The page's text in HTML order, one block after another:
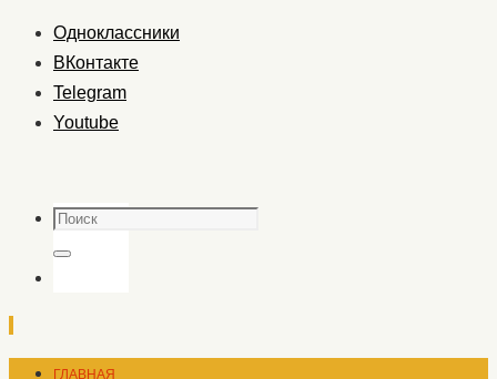
Одноклассники
ВКонтакте
Telegram
Youtube
Поиск
Поиск
ПерейтиГЛАВНАЯ